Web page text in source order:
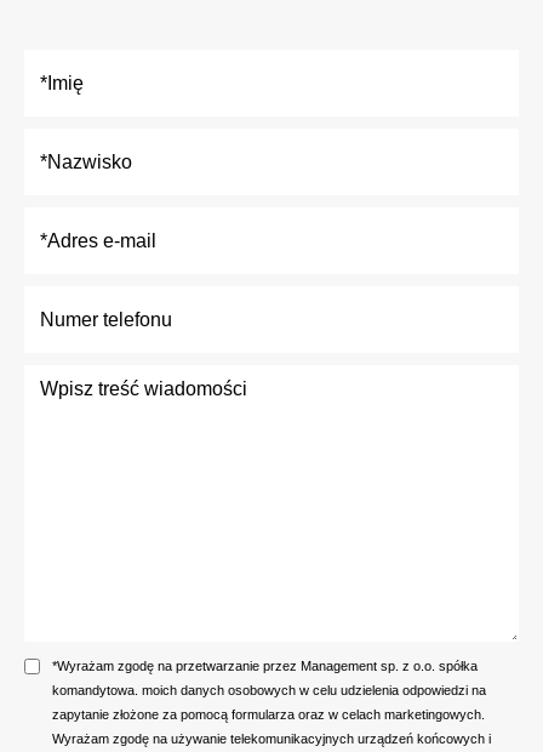
*Wyrażam zgodę na przetwarzanie przez Management sp. z o.o. spółka
komandytowa. moich danych osobowych w celu udzielenia odpowiedzi na
zapytanie złożone za pomocą formularza oraz w celach marketingowych.
Wyrażam zgodę na używanie telekomunikacyjnych urządzeń końcowych i